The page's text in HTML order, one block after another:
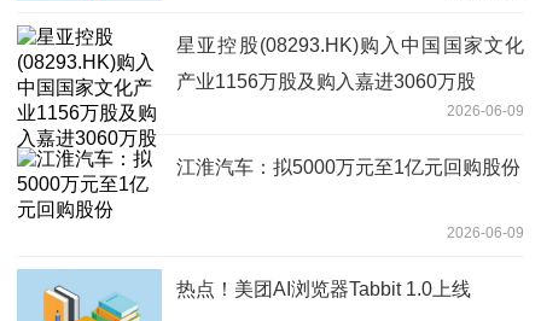
星亚控股(08293.HK)购入中国国家文化
产业1156万股及购入嘉进3060万股
2026-06-09
江淮汽车：拟5000万元至1亿元回购股份
2026-06-09
热点！美团AI浏览器Tabbit 1.0上线